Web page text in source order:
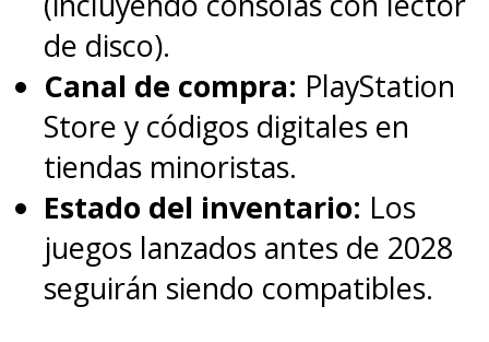
de disco).
Canal de compra: PlayStation
Store y códigos digitales en
tiendas minoristas.
Estado del inventario: Los
juegos lanzados antes de 2028
seguirán siendo compatibles.